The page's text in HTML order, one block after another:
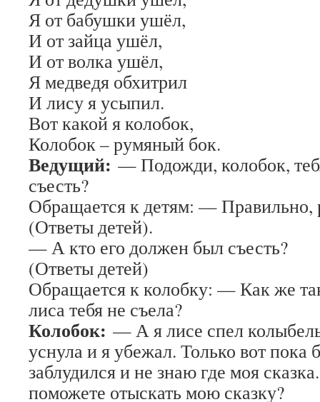
Я от бабушки ушёл,
И от зайца ушёл,
И от волка ушёл,
Я медведя обхитрил
И лису я усыпил.
Вот какой я колобок,
Колобок – румяный бок.
Ведущий: — Подожди, колобок,
съесть?
Обращается к детям: — Правильно,
(Ответы детей).
— А кто его должен был съесть?
(Ответы детей)
Обращается к колобку: — Как же
лиса тебя не съела?
Колобок: — А я лисе спел
уснула и я убежал. Только вот пока
заблудился и не знаю где моя
поможете отыскать мою сказку?